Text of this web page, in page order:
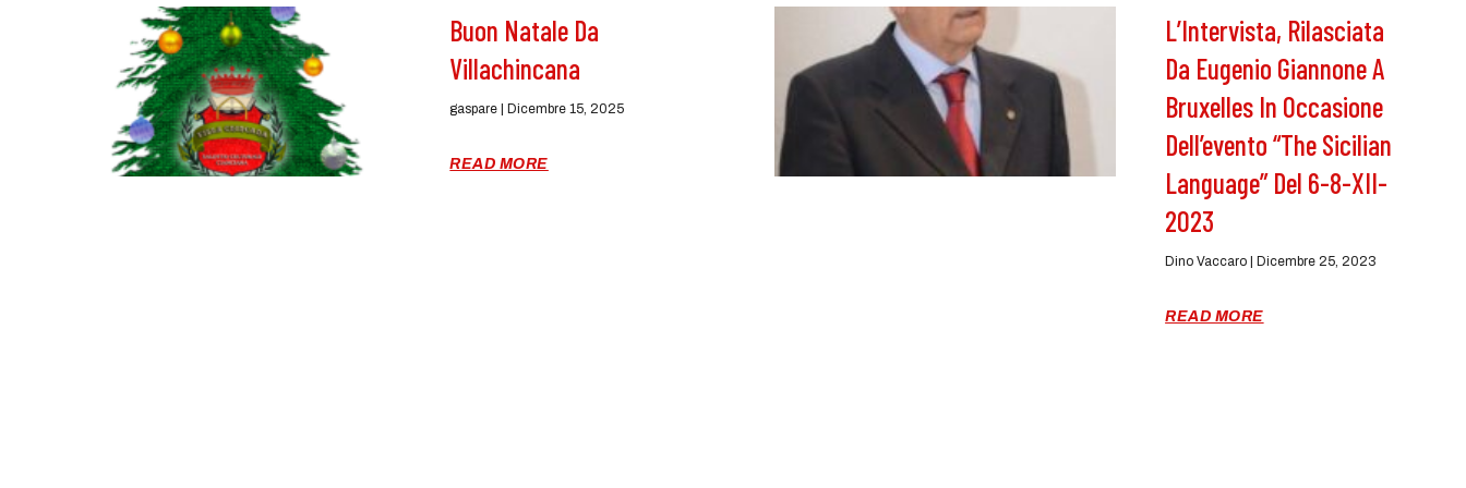
Buon Natale Da
Villachincana
gaspare Dicembre 15, 2025
READ MORE
L’Intervista, Rilasciata
Da Eugenio Giannone A
Bruxelles In Occasione
Dell’evento “The Sicilian
Language” Del 6-8-XII-
2023
Dino Vaccaro Dicembre 25, 2023
READ MORE